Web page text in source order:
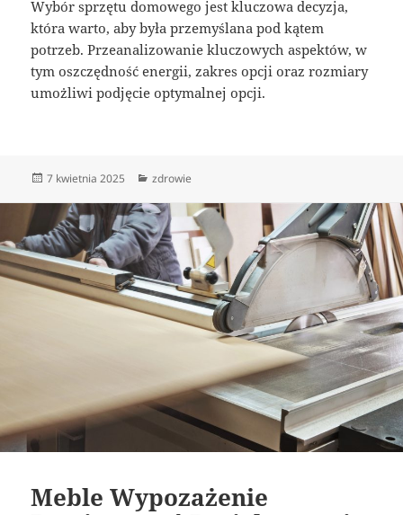
Wybór sprzętu domowego jest kluczowa decyzja,
która warto, aby była przemyślana pod kątem
potrzeb. Przeanalizowanie kluczowych aspektów, w
tym oszczędność energii, zakres opcji oraz rozmiary
umożliwi podjęcie optymalnej opcji.
Data
7 kwietnia 2025 Kategorie
zdrowie
Meble Wypozażenie